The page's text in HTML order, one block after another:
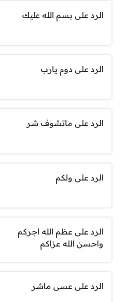
الرد على بسم الله عليك
الرد على دوم يارب
الرد على ماتشوف شر
الرد على ولكم
الرد على عظم الله اجركم
واحسن الله عزاكم
الرد على عسى ماشر